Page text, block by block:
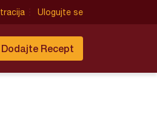
Ulogujte se
Dodajte Recept